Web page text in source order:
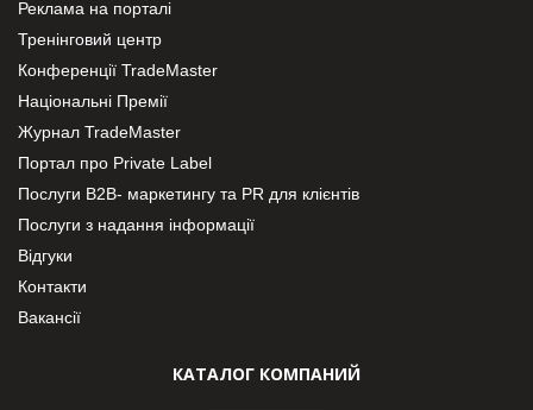
Реклама на порталі
Тренінговий центр
Конференції TradeMaster
Національні Премії
Журнал TradeMaster
Портал про Private Label
Послуги В2В- маркетингу та PR для клієнтів
Послуги з надання інформації
Відгуки
Контакти
Вакансії
КАТАЛОГ КОМПАНИЙ